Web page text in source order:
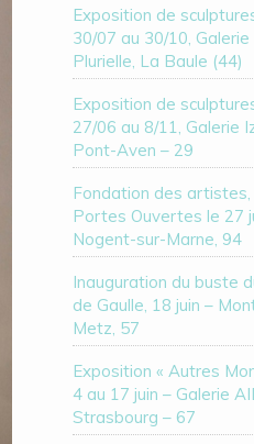
Exposition de
30/07 au 30/10,
Plurielle, La Baule (44)
Exposition de
27/06 au 8/11, Galerie
Pont-Aven – 29
Fondation des
Portes Ouvertes le 27
Nogent-sur-Marne, 94
Inauguration du buste
de Gaulle, 18 juin –
Metz, 57
Exposition « Autres
4 au 17 juin – Galerie
Strasbourg – 67